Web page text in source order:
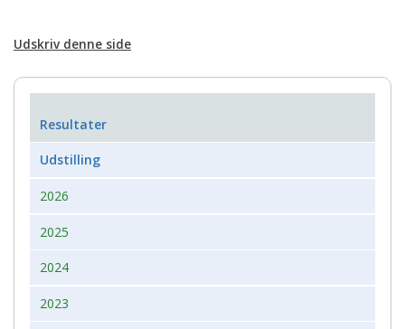
Udskriv denne side
Resultater
Udstilling
2026
2025
2024
2023